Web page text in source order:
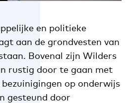
en politieke
aan de grondvesten van
Bovenal zijn Wilders
rustig door te gaan met
op onderwijs
gesteund door